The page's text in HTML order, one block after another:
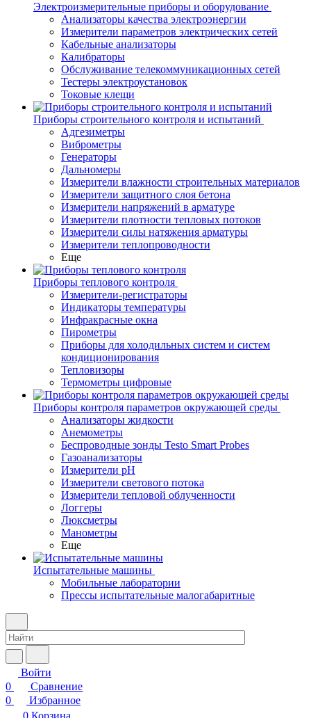
Электроизмерительные приборы и оборудование
Анализаторы качества электроэнергии
Измерители параметров электрических сетей
Кабельные анализаторы
Калибраторы
Обслуживание телекоммуникационных сетей
Тестеры электроустановок
Токовые клещи
Приборы строительного контроля и испытаний
Адгезиметры
Виброметры
Генераторы
Дальномеры
Измерители влажности строительных материалов
Измерители защитного слоя бетона
Измерители напряжений в арматуре
Измерители плотности тепловых потоков
Измерители силы натяжения арматуры
Измерители теплопроводности
Еще
Приборы теплового контроля
Измерители-регистраторы
Индикаторы температуры
Инфракрасные окна
Пирометры
Приборы для холодильных систем и систем
кондиционирования
Тепловизоры
Термометры цифровые
Приборы контроля параметров окружающей среды
Анализаторы жидкости
Анемометры
Беспроводные зонды Testo Smart Probes
Газоанализаторы
Измерители pH
Измерители светового потока
Измерители тепловой облученности
Логгеры
Люксметры
Манометры
Еще
Испытательные машины
Мобильные лаборатории
Прессы испытательные малогабаритные
Войти
0
Сравнение
0
Избранное
0 Корзина